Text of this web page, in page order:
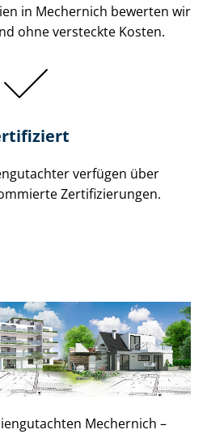
in Mechernich bewerten wir
ohne versteckte Kosten.
verfügen über
Zer­ti­fi­zie­run­gen.
Mechernich –